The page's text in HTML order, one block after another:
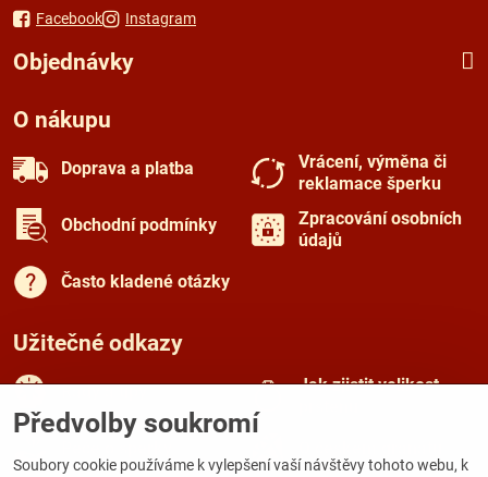
Facebook Instagram
Objednávky
O nákupu
Doprava a platba
Vrácení, výměna či
reklamace šperku
Obchodní podmínky
Zpracování osobních
údajů
Často kladené otázky
Užitečné odkazy
Rady a tipy
Jak zjistit velikost
Předvolby soukromí
Soubory cookie používáme k vylepšení vaší návštěvy tohoto webu, k